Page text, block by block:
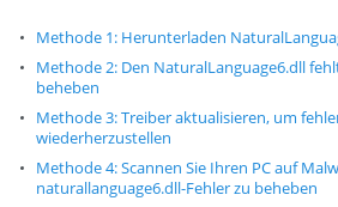
Methode 1: Herunterladen
Methode 2: Den NaturalLanguage6.dll
beheben
Methode 3: Treiber aktualisieren, um
wiederherzustellen
Methode 4: Scannen Sie Ihren PC auf
naturallanguage6.dll-Fehler zu beheben